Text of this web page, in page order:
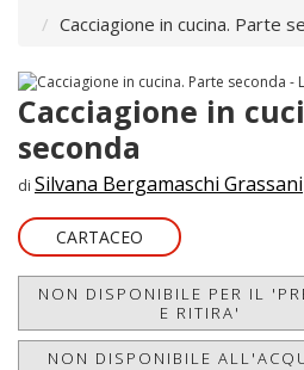
Cacciagione in cucina. Parte
Cacciagione in
seconda
di Silvana Bergamaschi Grassani
CARTACEO
NON DISPONIBILE PER IL
E RITIRA'
NON DISPONIBILE